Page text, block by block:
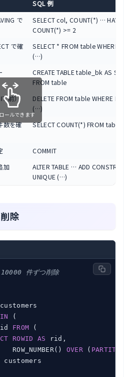
SQL 例
で
SELECT col, COUNT(*) …
COUNT(*) >= 2
で確
SELECT * FROM table WHERE
(…)
CREATE TABLE table_bk AS
FROM table
前）
DELETE FROM table WHERE
(…)
数を確
SELECT COUNT(*) FROM table
COMMIT
加
ALTER TABLE … ADD
UNIQUE (…)
ールできます
除
件ずつ削除
customers
IN
(
FROM (
ROWID AS rid,
ROW_NUMBER()
OVER (
customers